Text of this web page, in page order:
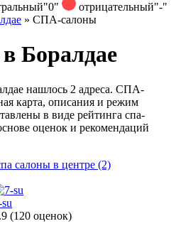
"0" отрицательный"-"
» СПА-салоны
Боралдае
нашлось 2 адреса. СПА-
карта, описания и режим
в виде рейтинга спа-
оценок и рекомендаций
салоны в центре (2)
(120 оценок)